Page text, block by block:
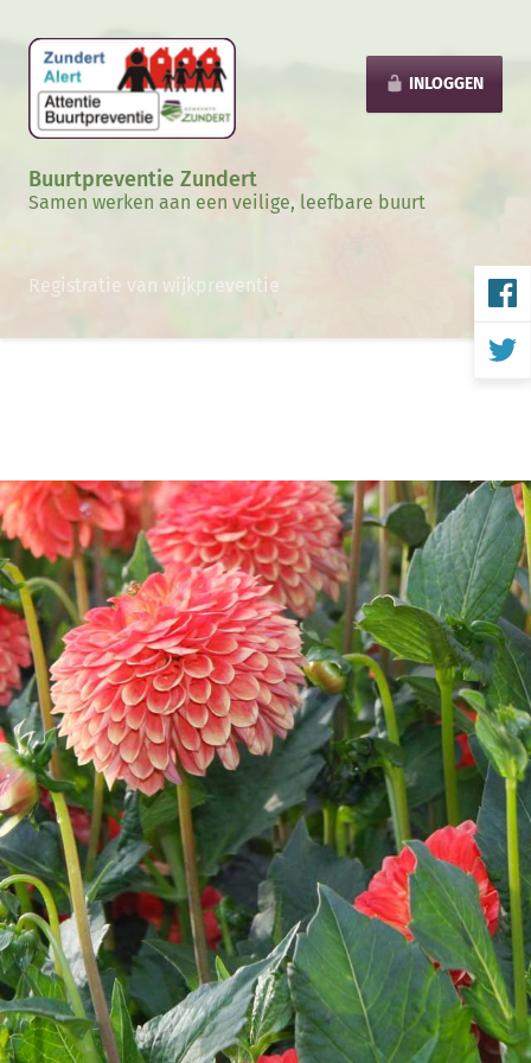
INLOGGEN
Buurtpreventie Zundert
Samen werken aan een veilige, leefbare buurt
Registratie van wijkpreventie